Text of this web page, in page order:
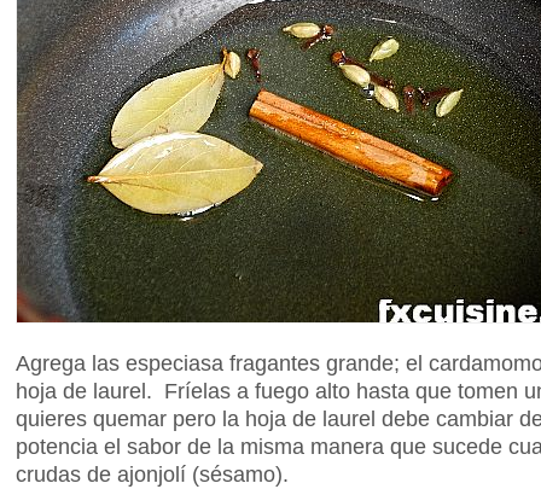
Agrega las especiasa fragantes grande; el
hoja de laurel. Fríelas a fuego alto hasta que tomen
quieres quemar pero la hoja de laurel debe cambiar
potencia el sabor de la misma manera que sucede
crudas de ajonjolí (sésamo).